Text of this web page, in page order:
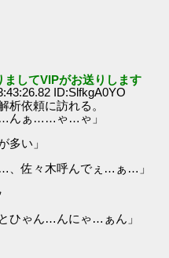
ましてVIPがお送りします
ID:SlfkgA0YO
析依頼に訪れる。
…んぁ……ゃ…ゃ」
多い」
、佐々木呼んでぇ…ぁ…」
ひゃん…んにゃ…ぁん」